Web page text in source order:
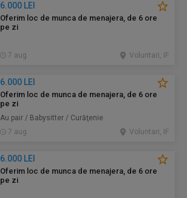
6.000 LEI
Oferim loc de munca de menajera, de 6 ore
pe zi
7 aug. Voluntari, IF
6.000 LEI
Oferim loc de munca de menajera, de 6 ore
pe zi
Au pair / Babysitter / Curăţenie
7 aug.
Voluntari, IF
6.000 LEI
Oferim loc de munca de menajera, de 6 ore
pe zi